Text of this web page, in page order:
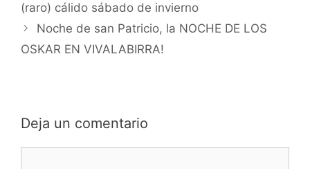
(raro) cálido sábado de invierno
Noche de san Patricio, la NOCHE DE LOS
OSKAR EN VIVALABIRRA!
Deja un comentario